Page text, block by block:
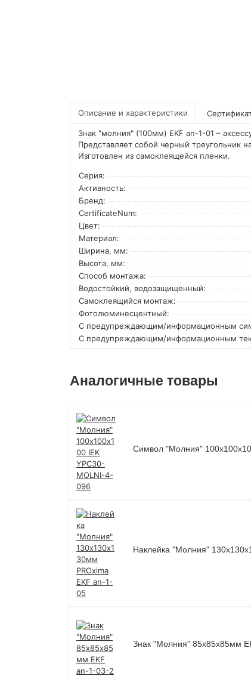
Описание и характеристики
Знак "молния" (100мм) EKF an-1-01 –
Представляет собой черный треугольник
Изготовлен из самоклеящейся пленки.
Серия:
Активность:
Бренд:
CertificateNum:
Цвет:
Материал:
Ширина, мм:
Высота, мм:
Способ монтажа:
Водостойкий, водозащищенный:
Самоклеящийся монтаж:
Фотолюминесцентный:
С предупреждающим/информационным
С предупреждающим/информационным
Аналогичные товары
Символ "Молния"
Наклейка "Молния"
Знак "Молния" 85х85х85мм